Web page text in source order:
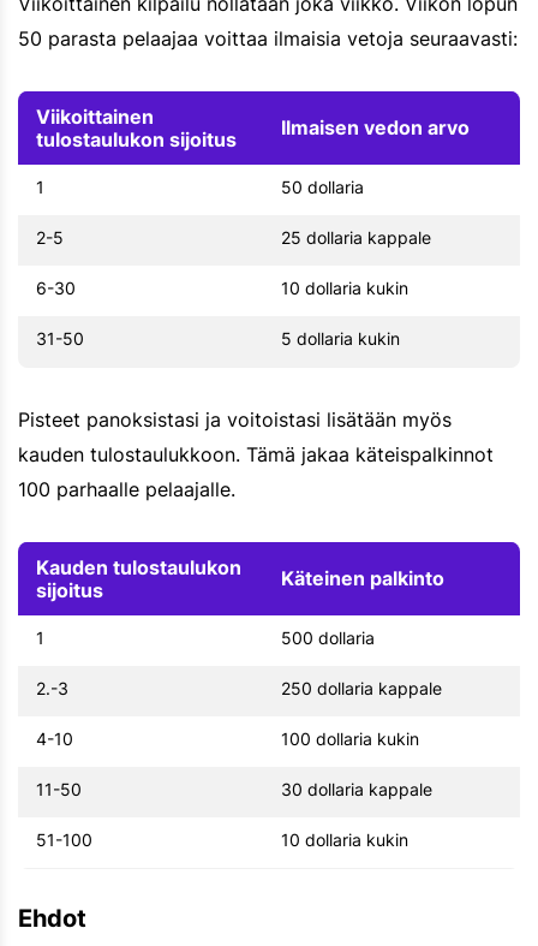
50 parasta pelaajaa voittaa ilmaisia vetoja seuraavasti:
Viikoittainen
tulostaulukon sijoitus
Ilmaisen vedon arvo
1 50 dollaria
2-5 25 dollaria kappale
6-30 10 dollaria kukin
31-50 5 dollaria kukin
Pisteet panoksistasi ja voitoistasi lisätään myös
kauden tulostaulukkoon. Tämä jakaa käteispalkinnot
100 parhaalle pelaajalle.
Kauden tulostaulukon
sijoitus
Käteinen palkinto
1 500 dollaria
2.-3 250 dollaria kappale
4-10 100 dollaria kukin
11-50 30 dollaria kappale
51-100 10 dollaria kukin
Ehdot